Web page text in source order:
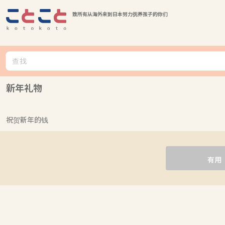
致所有从海外来到日本努力抚养孩子的你们
新年礼物
祝贺新年的钱